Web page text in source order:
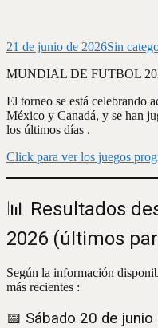
21 de junio de 2026Sin
MUNDIAL DE FUTBOL
El torneo se está celebrando
México y Canadá, y se han
los últimos días .
Click para ver los juegos
📊 Resultados
2026 (últimos
Según la información
más recientes :
📅 Sábado 20 de